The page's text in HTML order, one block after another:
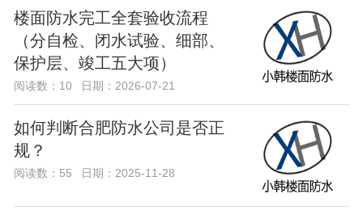
楼面防水完工全套验收流程
（分自检、闭水试验、细部、
保护层、竣工五大项）
阅读数：10 日期：2026-07-21
如何判断合肥防水公司是否正
规？
阅读数：55 日期：2025-11-28